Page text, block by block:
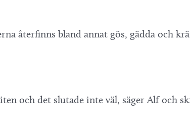
återfinns bland annat gös, gädda och
och det slutade inte väl, säger Alf och